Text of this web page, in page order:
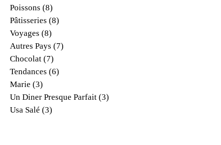
Poissons (8)
Pâtisseries (8)
Voyages (8)
Autres Pays (7)
Chocolat (7)
Tendances (6)
Marie (3)
Un Diner Presque Parfait (3)
Usa Salé (3)